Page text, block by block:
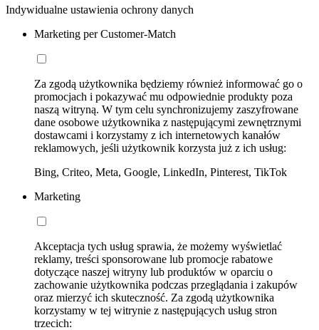
Indywidualne ustawienia ochrony danych
Marketing per Customer-Match
Za zgodą użytkownika będziemy również informować go o
promocjach i pokazywać mu odpowiednie produkty poza
naszą witryną. W tym celu synchronizujemy zaszyfrowane
dane osobowe użytkownika z następującymi zewnętrznymi
dostawcami i korzystamy z ich internetowych kanałów
reklamowych, jeśli użytkownik korzysta już z ich usług:
Bing, Criteo, Meta, Google, LinkedIn, Pinterest, TikTok
Marketing
Akceptacja tych usług sprawia, że możemy wyświetlać
reklamy, treści sponsorowane lub promocje rabatowe
dotyczące naszej witryny lub produktów w oparciu o
zachowanie użytkownika podczas przeglądania i zakupów
oraz mierzyć ich skuteczność. Za zgodą użytkownika
korzystamy w tej witrynie z następujących usług stron
trzecich: